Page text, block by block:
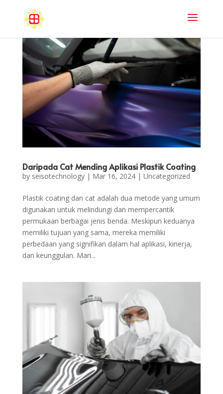
Daripada Cat Mending Aplikasi Plastik Coating
by seisotechnology| Mar 16, 2024| Uncategorized
Plastik coating dan cat adalah dua metode yang umum
digunakan untuk melindungi dan mempercantik
permukaan berbagai jenis benda. Meskipun keduanya
memiliki tujuan yang sama, mereka memiliki
perbedaan yang signifikan dalam hal aplikasi, kinerja,
dan keunggulan. Mari...